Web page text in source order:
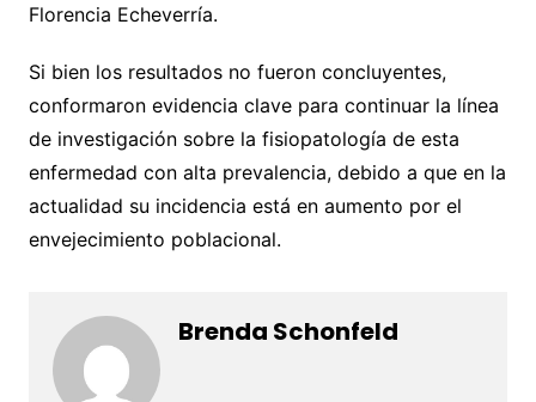
Florencia Echeverría.
Si bien los resultados no fueron concluyentes,
conformaron evidencia clave para continuar la línea
de investigación sobre la fisiopatología de esta
enfermedad con alta prevalencia, debido a que en la
actualidad su incidencia está en aumento por el
envejecimiento poblacional.
Brenda Schonfeld